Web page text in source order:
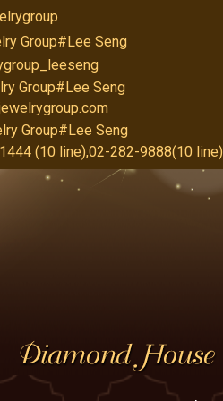
Group#Lee Seng
Group#Lee Seng
Group#Lee Seng
(10 line),02-282-9888(10 line)